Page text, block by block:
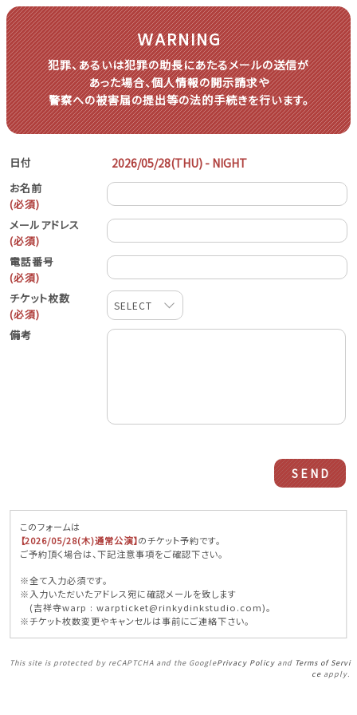
WARNING
犯罪、あるいは犯罪の助長にあたるメールの送信が
あった場合、個人情報の開示請求や
警察への被害届の提出等の法的手続きを行います。
日付
お名前
(必須)
メールアドレス
(必須)
電話番号
(必須)
チケット枚数
(必須)
SELECT
備考
このフォームは
【2026/05/28(木)通常公演】のチケット予約です。
ご予約頂く場合は、下記注意事項をご確認下さい。
※全て入力必須です。
※入力いただいたアドレス宛に確認メールを致します
(吉祥寺warp : warpticket@rinkydinkstudio.com)。
※チケット枚数変更やキャンセルは事前にご連絡下さい。
This site is protected by reCAPTCHA and the GooglePrivacy Policy and Terms of Servi
ce apply.